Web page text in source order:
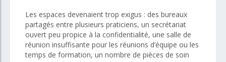
Les espaces devenaient trop exigus : des bureaux
partagés entre plusieurs praticiens, un secrétariat
ouvert peu propice à la confidentialité, une salle de
réunion insuffisante pour les réunions d’équipe ou les
temps de formation, un nombre de pièces de soin